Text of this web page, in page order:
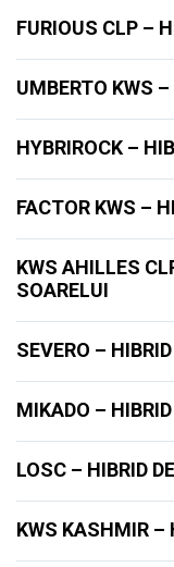
FURIOUS CLP –
UMBERTO KWS
HYBRIROCK –
FACTOR KWS –
KWS AHILLES
SOARELUI
SEVERO –
MIKADO –
LOSC – HIBRID
KWS KASHMIR –